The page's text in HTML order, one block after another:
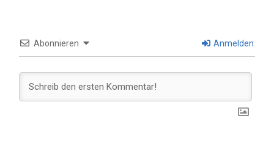
Abonnieren Anmelden